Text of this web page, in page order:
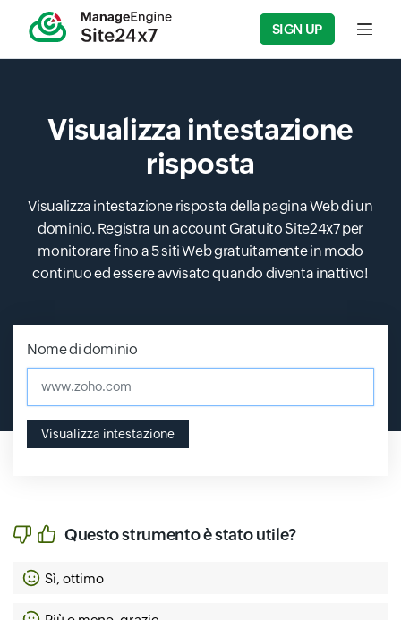
SIGN UP Input
Visualizza intestazione
risposta
Visualizza intestazione risposta della pagina Web di un
dominio. Registra un account Gratuito Site24x7 per
monitorare fino a 5 siti Web gratuitamente in modo
continuo ed essere avvisato quando diventa inattivo!
Nome di dominio
Visualizza intestazione
Input field
Input field
Input field
Questo strumento è stato utile?
Sì, ottimo